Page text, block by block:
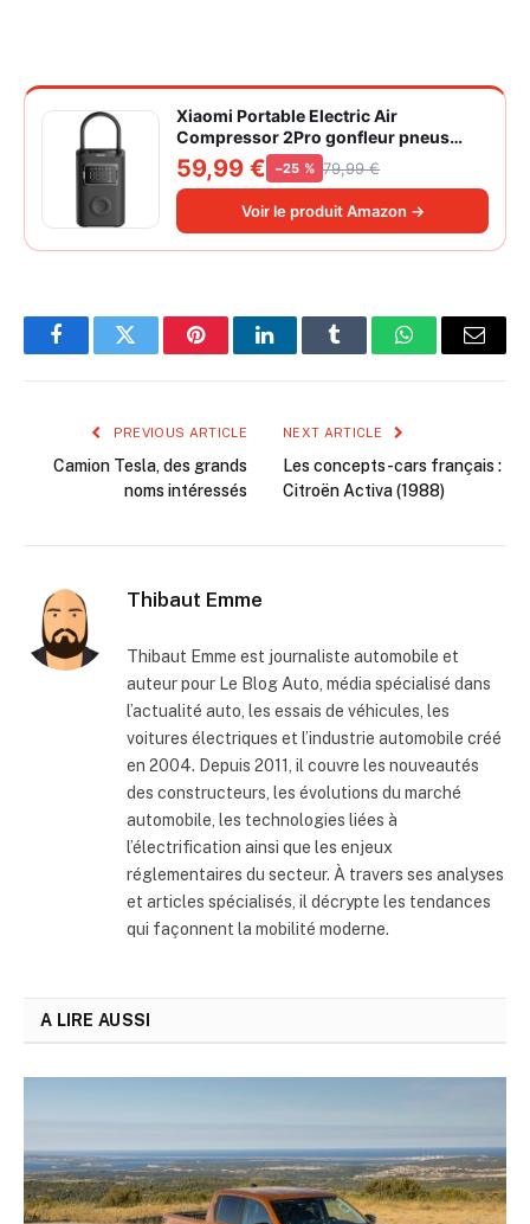
Xiaomi Portable Electric Air
Compressor 2Pro gonfleur pneus
voiture | ±1PSI Contrôle pression
pneus, 45s gonflage rapide, batterie
longue durée, avec éclairage, grand
cylindre à air 27 mm
59,99 € −25 % 79,99 €
Voir le produit Amazon →
FacebookTwitter PinterestLinkedInTumblr WhatsAppEmail
PREVIOUS ARTICLE
Camion Tesla, des grands
noms intéressés
NEXT ARTICLE
Les concepts-cars français :
Citroën Activa (1988)
Thibaut Emme
Thibaut Emme est journaliste automobile et
auteur pour Le Blog Auto, média spécialisé dans
l’actualité auto, les essais de véhicules, les
voitures électriques et l’industrie automobile créé
en 2004. Depuis 2011, il couvre les nouveautés
des constructeurs, les évolutions du marché
automobile, les technologies liées à
l’électrification ainsi que les enjeux
réglementaires du secteur. À travers ses analyses
et articles spécialisés, il décrypte les tendances
qui façonnent la mobilité moderne.
A LIRE AUSSI